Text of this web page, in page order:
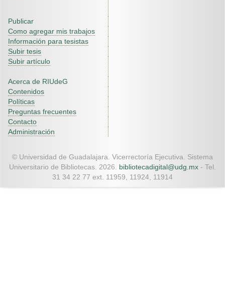
Publicar
Como agregar mis trabajos
Información para tesistas
Subir tesis
Subir artículo
Acerca de RIUdeG
Contenidos
Políticas
Preguntas frecuentes
Contacto
Administración
© Universidad de Guadalajara. Vicerrectoría Ejecutiva. Sistema
Universitario de Bibliotecas. 2026. bibliotecadigital@udg.mx - Tel.
31 34 22 77 ext. 11959, 11924, 11914